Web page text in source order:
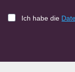
Ich habe die